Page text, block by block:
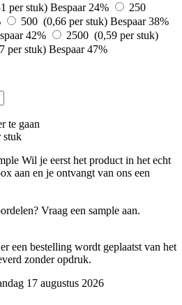
per stuk) Bespaar 24%
250
500 (0,66 per stuk) Bespaar 38%
42%
2500 (0,59 per stuk)
per stuk) Bespaar 47%
te gaan
stuk
Wil je eerst het product in het echt
aan en je ontvangt van ons een
Vraag een sample aan.
een bestelling wordt geplaatst van het
zonder opdruk.
17 augustus 2026